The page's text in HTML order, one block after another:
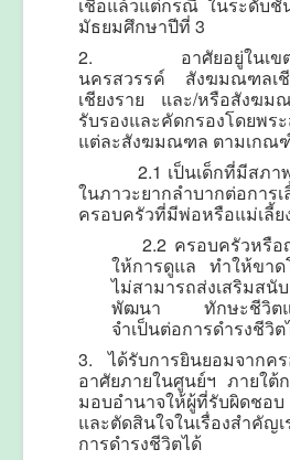
มัธยมศึกษาปีที่ 3
2. อาศัยอยู่ในเขตพื้
นครสวรรค์ สังฆมณฑล
เชียงราย และ/หรือสังฆ
รับรองและคัดกรองโดยพร
แต่ละสังฆมณฑล ตามเกณ
2.1 เป็นเด็กที่มีสภาพ
ในภาวะยากลำบากต่อการ
ครอบครัวที่มีพ่อหรือแม่เลี้ย
2.2 ครอบครัวหรือ
ให้การดูแล ทำให้ขาด
ไม่สามารถส่งเสริมสนั
พัฒนา ทักษะชีวิตแล
จำเป็นต่อการดำรงชีวิต
3. ได้รับการยินยอมจากค
อาศัยภายในศูนย์ฯ ภายใต้
มอบอำนาจให้ผู้ที่รับผิดชอ
และตัดสินใจในเรื่องสำคัญ
การดำรงชีวิตได้